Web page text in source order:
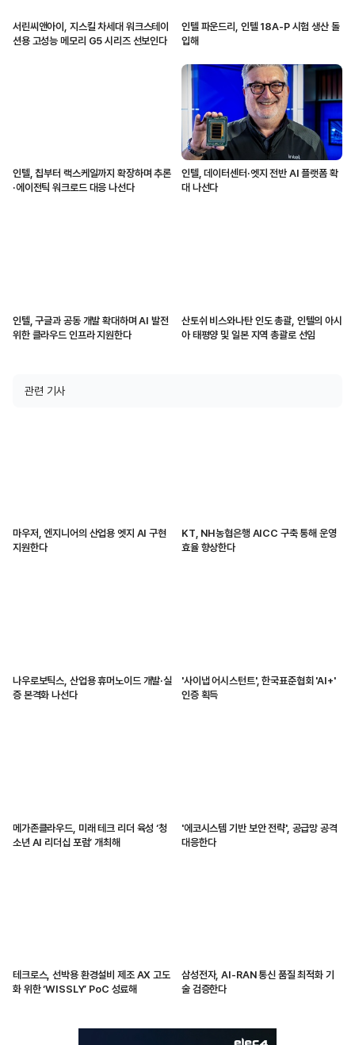
서린씨앤아이, 지스킬 차세대 워크스테이
션용 고성능 메모리 G5 시리즈 선보인다
인텔 파운드리, 인텔 18A-P 시험 생산 돌
입해
인텔, 칩부터 랙스케일까지 확장하며 추론
·에이전틱 워크로드 대응 나선다
인텔, 데이터센터·엣지 전반 AI 플랫폼 확
대 나선다
인텔, 구글과 공동 개발 확대하며 AI 발전
위한 클라우드 인프라 지원한다
산토쉬 비스와나탄 인도 총괄, 인텔의 아시
아 태평양 및 일본 지역 총괄로 선임
관련 기사
마우저, 엔지니어의 산업용 엣지 AI 구현
지원한다
KT, NH농협은행 AICC 구축 통해 운영
효율 향상한다
나우로보틱스, 산업용 휴머노이드 개발·실
증 본격화 나선다
'사이냅 어시스턴트', 한국표준협회 'AI+'
인증 획득
메가존클라우드, 미래 테크 리더 육성 ‘청
소년 AI 리더십 포럼’ 개최해
'에코시스템 기반 보안 전략', 공급망 공격
대응한다
테크로스, 선박용 환경설비 제조 AX 고도
화 위한 ‘WISSLY’ PoC 성료해
삼성전자, AI-RAN 통신 품질 최적화 기
술 검증한다